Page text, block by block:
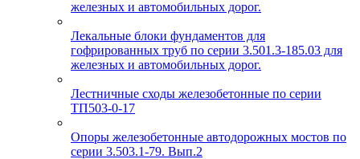
железных и автомобильных дорог.
Лекальные блоки фундаментов для
гофрированных труб по серии 3.501.3-185.03 для
железных и автомобильных дорог.
Лестничные сходы железобетонные по серии
ТП503-0-17
Опоры железобетонные автодорожных мостов по
серии 3.503.1-79. Вып.2